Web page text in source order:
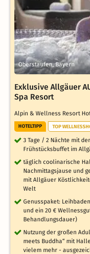
Oberstaufen, Bayern
Exklusive Allgäuer
Spa Resort
Alpin & Wellness Resort
HOTELTIPP TOP
3 Tage / 2 Nächte mit
Frühstücksbuffet im
täglich coolinarische
Nachmittagsjause und
mit Allgäuer
Welt
Genusspaket:
und ein 20 €
Behandlungsdauer)
Nutzung der großen
meets Buddha“ mit
vielem mehr -